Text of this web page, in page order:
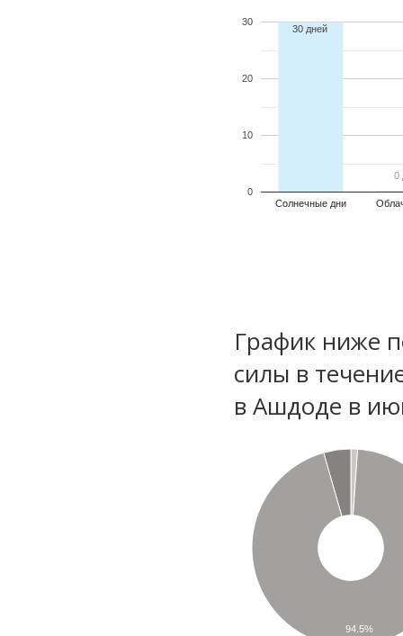
Солнечные дни
0
10
20
30
30 дней
0
0
График ниже
силы в
в Ашдоде в
94.5%